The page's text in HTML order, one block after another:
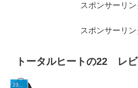
スポンサーリン
スポンサーリン
トータルヒートの22 レ